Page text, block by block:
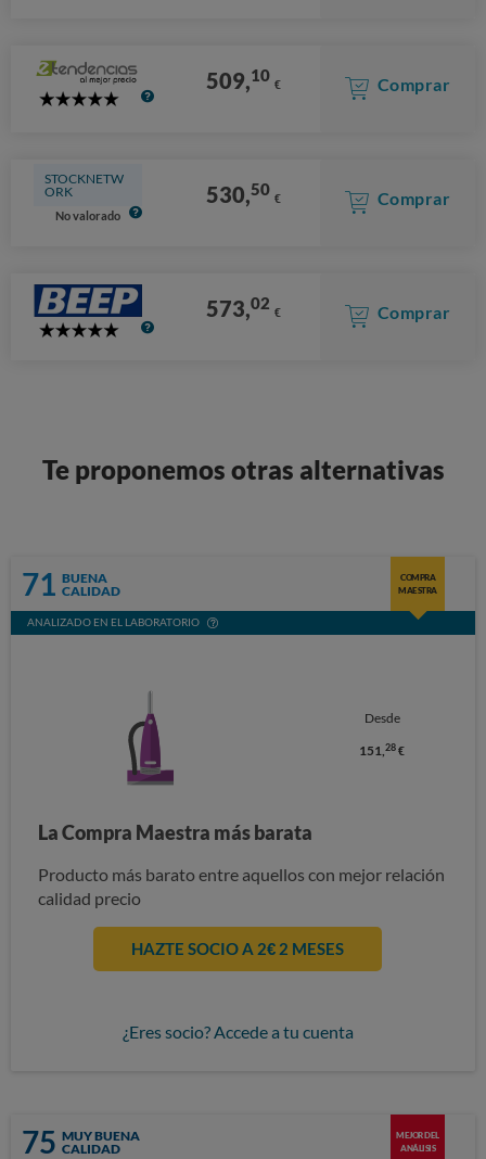
5
509,10 € Comprar
STOCKNETW
ORK
No valorado
530,50 € Comprar
5
573,02 € Comprar
Te proponemos otras alternativas
71 BUENA
CALIDAD
COMPRA
MAESTRA
ANALIZADO EN EL LABORATORIO
Desde
151,28 €
La Compra Maestra más barata
Producto más barato entre aquellos con mejor relación
calidad precio
HAZTE SOCIO A 2€ 2 MESES
¿Eres socio? Accede a tu cuenta
75 MUY BUENA
CALIDAD
MEJOR DEL
ANÁLISIS